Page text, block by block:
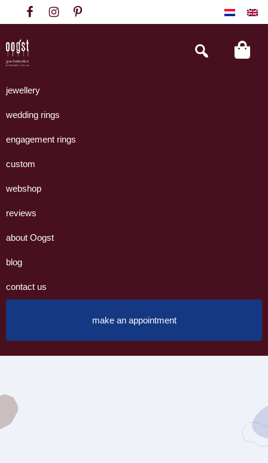
to
primary
navigation
to
content
to
footer
Goudsmeden
Amsterdam
handgemaakte
uit
eigen
Search
this
jewellery
wedding rings
engagement rings
custom
webshop
reviews
about Oogst
blog
contact us
make an appointment